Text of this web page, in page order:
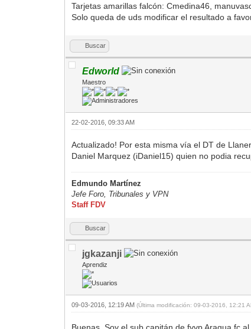
Tarjetas amarillas falcón: Cmedina46,
Solo queda de uds modificar el resultado a
Buscar
Edworld
Maestro
22-02-2016, 09:33 AM
Actualizado! Por esta misma vía el DT de
Daniel Marquez (iDaniel15) quien no podia
Edmundo Martínez
Jefe Foro, Tribunales y VPN
Staff FDV
Buscar
jgkazanji
Aprendiz
09-03-2016, 12:19 AM(Última modificación: 09-03-2016, 12:21